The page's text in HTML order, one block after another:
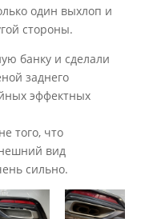
один выхлоп и
стороны.
банку и сделали
заднего
эффектных
того, что
вид
сильно.